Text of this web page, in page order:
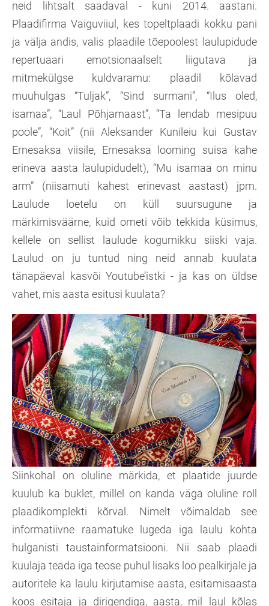
neid lihtsalt saadaval - kuni 2014. aastani.
Plaadifirma Vaiguviiul, kes topeltplaadi kokku pani
ja välja andis, valis plaadile tõepoolest laulupidude
repertuaari emotsionaalselt liigutava ja
mitmekülgse kuldvaramu: plaadil kõlavad
muuhulgas “Tuljak”, “Sind surmani”, “Ilus oled,
isamaa”, “Laul Põhjamaast”, “Ta lendab mesipuu
poole”, “Koit” (nii Aleksander Kunileiu kui Gustav
Ernesaksa viisile, Ernesaksa looming suisa kahe
erineva aasta laulupidudelt), “Mu isamaa on minu
arm” (niisamuti kahest erinevast aastast) jpm.
Laulude loetelu on küll suursugune ja
märkimisväärne, kuid ometi võib tekkida küsimus,
kellele on sellist laulude kogumikku siiski vaja.
Laulud on ju tuntud ning neid annab kuulata
tänapäeval kasvõi Youtube’istki - ja kas on üldse
vahet, mis aasta esitusi kuulata?
Siinkohal on oluline märkida, et plaatide juurde
kuulub ka buklet, millel on kanda väga oluline roll
plaadikomplekti kõrval. Nimelt võimaldab see
informatiivne raamatuke lugeda iga laulu kohta
hulganisti taustainformatsiooni. Nii saab plaadi
kuulaja teada iga teose puhul lisaks loo pealkirjale ja
autoritele ka laulu kirjutamise aasta, esitamisaasta
koos esitaja ja dirigendiga, aasta, mil laul kõlas